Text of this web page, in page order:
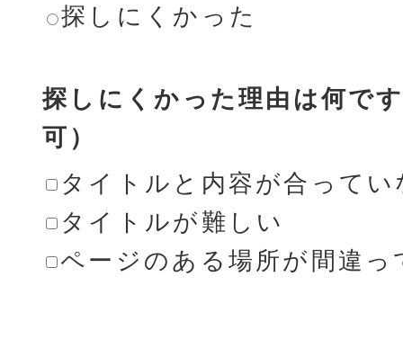
探しにくかった
探しにくかった理由は何で
可）
タイトルと内容が合ってい
タイトルが難しい
ページのある場所が間違っ